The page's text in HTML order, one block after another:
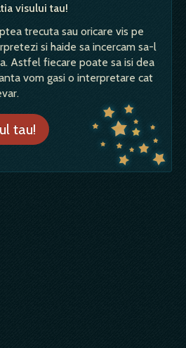
visului tau!
trecuta sau oricare vis pe
si haide sa incercam sa-l
Astfel fiecare poate sa isi dea
vom gasi o interpretare cat
tau!